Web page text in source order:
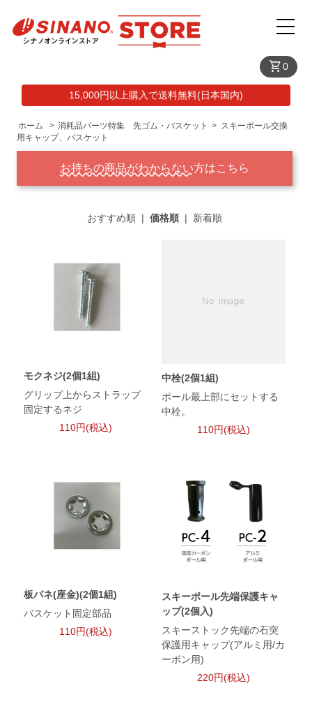
shopping_cart0
15,000円以上購入で送料無料(日本国内)
ホーム > 消耗品パーツ特集 先ゴム・バスケット > スキーポール交換
用キャップ、バスケット
お持ちの商品がわからない方はこちら
おすすめ順| 価格順| 新着順
モクネジ(2個1組)
グリップ上からストラップ
固定するネジ
110円(税込)
中栓(2個1組)
ポール最上部にセットする
中栓。
110円(税込)
板バネ(座金)(2個1組)
バスケット固定部品
110円(税込)
スキーポール先端保護キャ
ップ(2個入)
スキーストック先端の石突
保護用キャップ(アルミ用/カ
ーボン用)
220円(税込)